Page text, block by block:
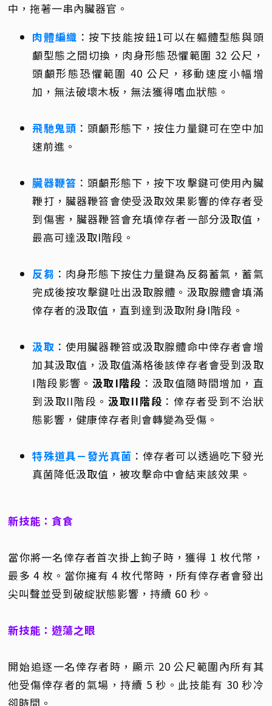
中，拖著一串內臟器官。
肉體編織 ：按下技能按鈕1可以在軀體型態與頭
顱型態之間切換，肉身形態恐懼範圍 32 公尺，
頭顱形態恐懼範圍 40 公尺，移動速度小幅增
加，無法破壞木板，無法獲得嗜血狀態。
飛馳鬼頭 ：頭顱形態下，按住力量鍵可在空中加
速前進。
臟器鞭笞 ：頭顱形態下，按下攻擊鍵可使用內臟
鞭打，臟器鞭笞會使受汲取效果影響的倖存者受
到傷害，臟器鞭笞會充填倖存者一部分汲取值，
最高可達汲取I階段。
反芻 ：肉身形態下按住力量鍵為反芻蓄氣，蓄氣
完成後按攻擊鍵吐出汲取腺體。汲取腺體會填滿
倖存者的汲取值，直到達到汲取附身I階段。
汲取 ：使用臟器鞭笞或汲取腺體命中倖存者會增
加其汲取值，汲取值滿格後該倖存者會受到汲取
I階段影響。 汲取I階段 ：汲取值隨時間增加，直
到汲取II階段。汲取II階段 ：倖存者受到不治狀
態影響，健康倖存者則會轉變為受傷。
特殊道具－發光真菌 ：倖存者可以透過吃下發光
真菌降低汲取值，被攻擊命中會結束該效果。
新技能：貪食
當你將一名倖存者首次掛上鉤子時，獲得 1 枚代幣，
最多 4 枚。當你擁有 4 枚代幣時，所有倖存者會發出
尖叫聲並受到破綻狀態影響，持續 60 秒。
新技能：遊蕩之眼
開始追逐一名倖存者時，顯示 20 公尺範圍內所有其
他受傷倖存者的氣場，持續 5 秒。此技能有 30 秒冷
卻時間。